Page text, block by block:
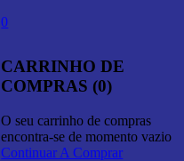
0
CARRINHO DE
COMPRAS (0)
O seu carrinho de compras
encontra-se de momento vazio
Continuar A Comprar